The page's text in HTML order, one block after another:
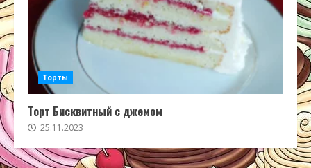
Торты
Торт Бисквитный с джемом
25.11.2023